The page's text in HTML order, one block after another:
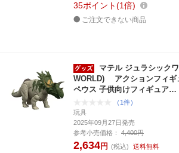
35ポイント 1倍
ご注文できない商品
マテル ジュラシック
WORLD) アクションフィギ
ペウス 子供向けフィギュア…
（1件）
玩具
2025年09月27日発売
参考小売価格：
4,400円
2,634円 (税込) 送料無料